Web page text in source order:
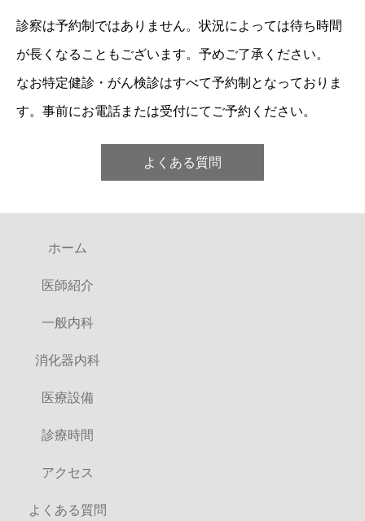
診察は予約制ではありません。状況によっては待ち時間
が長くなることもございます。予めご了承ください。
なお特定健診・がん検診はすべて予約制となっておりま
す。事前にお電話または受付にてご予約ください。
よくある質問
ホーム
医師紹介
一般内科
消化器内科
医療設備
診療時間
アクセス
よくある質問